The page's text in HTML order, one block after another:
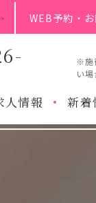
人情報 新着
WEB予約・
※施
い